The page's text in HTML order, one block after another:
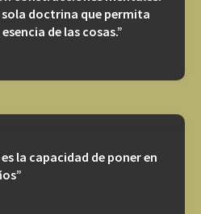
doctrina que permita
de las cosas.”
la capacidad de poner en